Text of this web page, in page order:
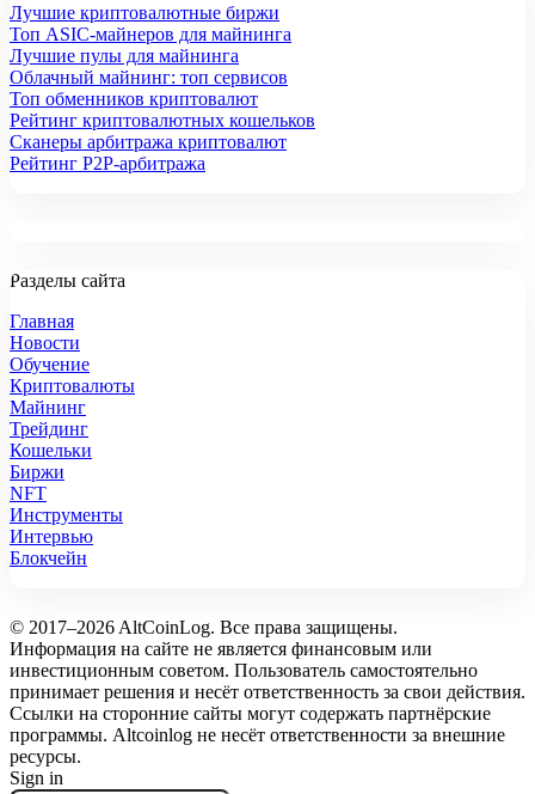
Лучшие криптовалютные биржи
Топ ASIC-майнеров для майнинга
Лучшие пулы для майнинга
Облачный майнинг: топ сервисов
Топ обменников криптовалют
Рейтинг криптовалютных кошельков
Сканеры арбитража криптовалют
Рейтинг P2P-арбитража
Разделы сайта
Главная
Новости
Обучение
Криптовалюты
Майнинг
Трейдинг
Кошельки
Биржи
NFT
Инструменты
Интервью
Блокчейн
© 2017–2026 AltCoinLog. Все права защищены.
Информация на сайте не является финансовым или
инвестиционным советом. Пользователь самостоятельно
принимает решения и несёт ответственность за свои действия.
Ссылки на сторонние сайты могут содержать партнёрские
программы. Altcoinlog не несёт ответственности за внешние
ресурсы.
Sign in